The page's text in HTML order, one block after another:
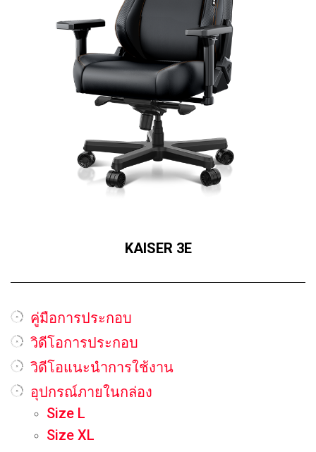
KAISER 3E
คู่มือการประกอบ
วิดีโอการประกอบ
วิดีโอแนะนำการใช้งาน
อุปกรณ์ภายในกล่อง
Size L
Size XL